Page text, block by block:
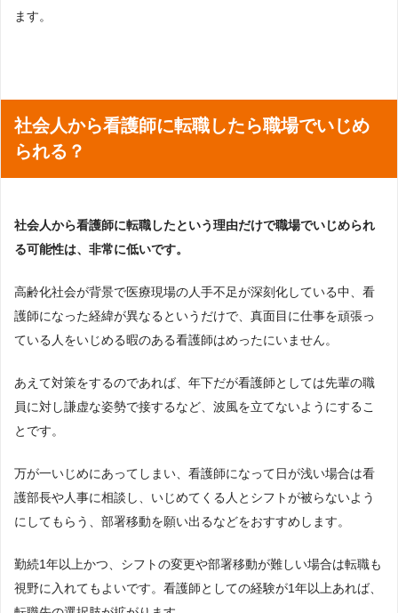
ます。
社会人から看護師に転職したら職場でいじめ
られる？
社会人から看護師に転職したという理由だけで職場でいじめられ
る可能性は、非常に低いです。
高齢化社会が背景で医療現場の人手不足が深刻化している中、看
護師になった経緯が異なるというだけで、真面目に仕事を頑張っ
ている人をいじめる暇のある看護師はめったにいません。
あえて対策をするのであれば、年下だが看護師としては先輩の職
員に対し謙虚な姿勢で接するなど、波風を立てないようにするこ
とです。
万が一いじめにあってしまい、看護師になって日が浅い場合は看
護部長や人事に相談し、いじめてくる人とシフトが被らないよう
にしてもらう、部署移動を願い出るなどをおすすめします。
勤続1年以上かつ、シフトの変更や部署移動が難しい場合は転職も
視野に入れてもよいです。看護師としての経験が1年以上あれば、